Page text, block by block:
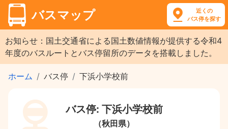
バスマップ
近くの
バス停を探す
お知らせ：国土交通省による国土数値情報が提供する令和4
年度のバスルートとバス停留所のデータを搭載しました。
ホーム バス停 下浜小学校前
バス停: 下浜小学校前
（秋田県）